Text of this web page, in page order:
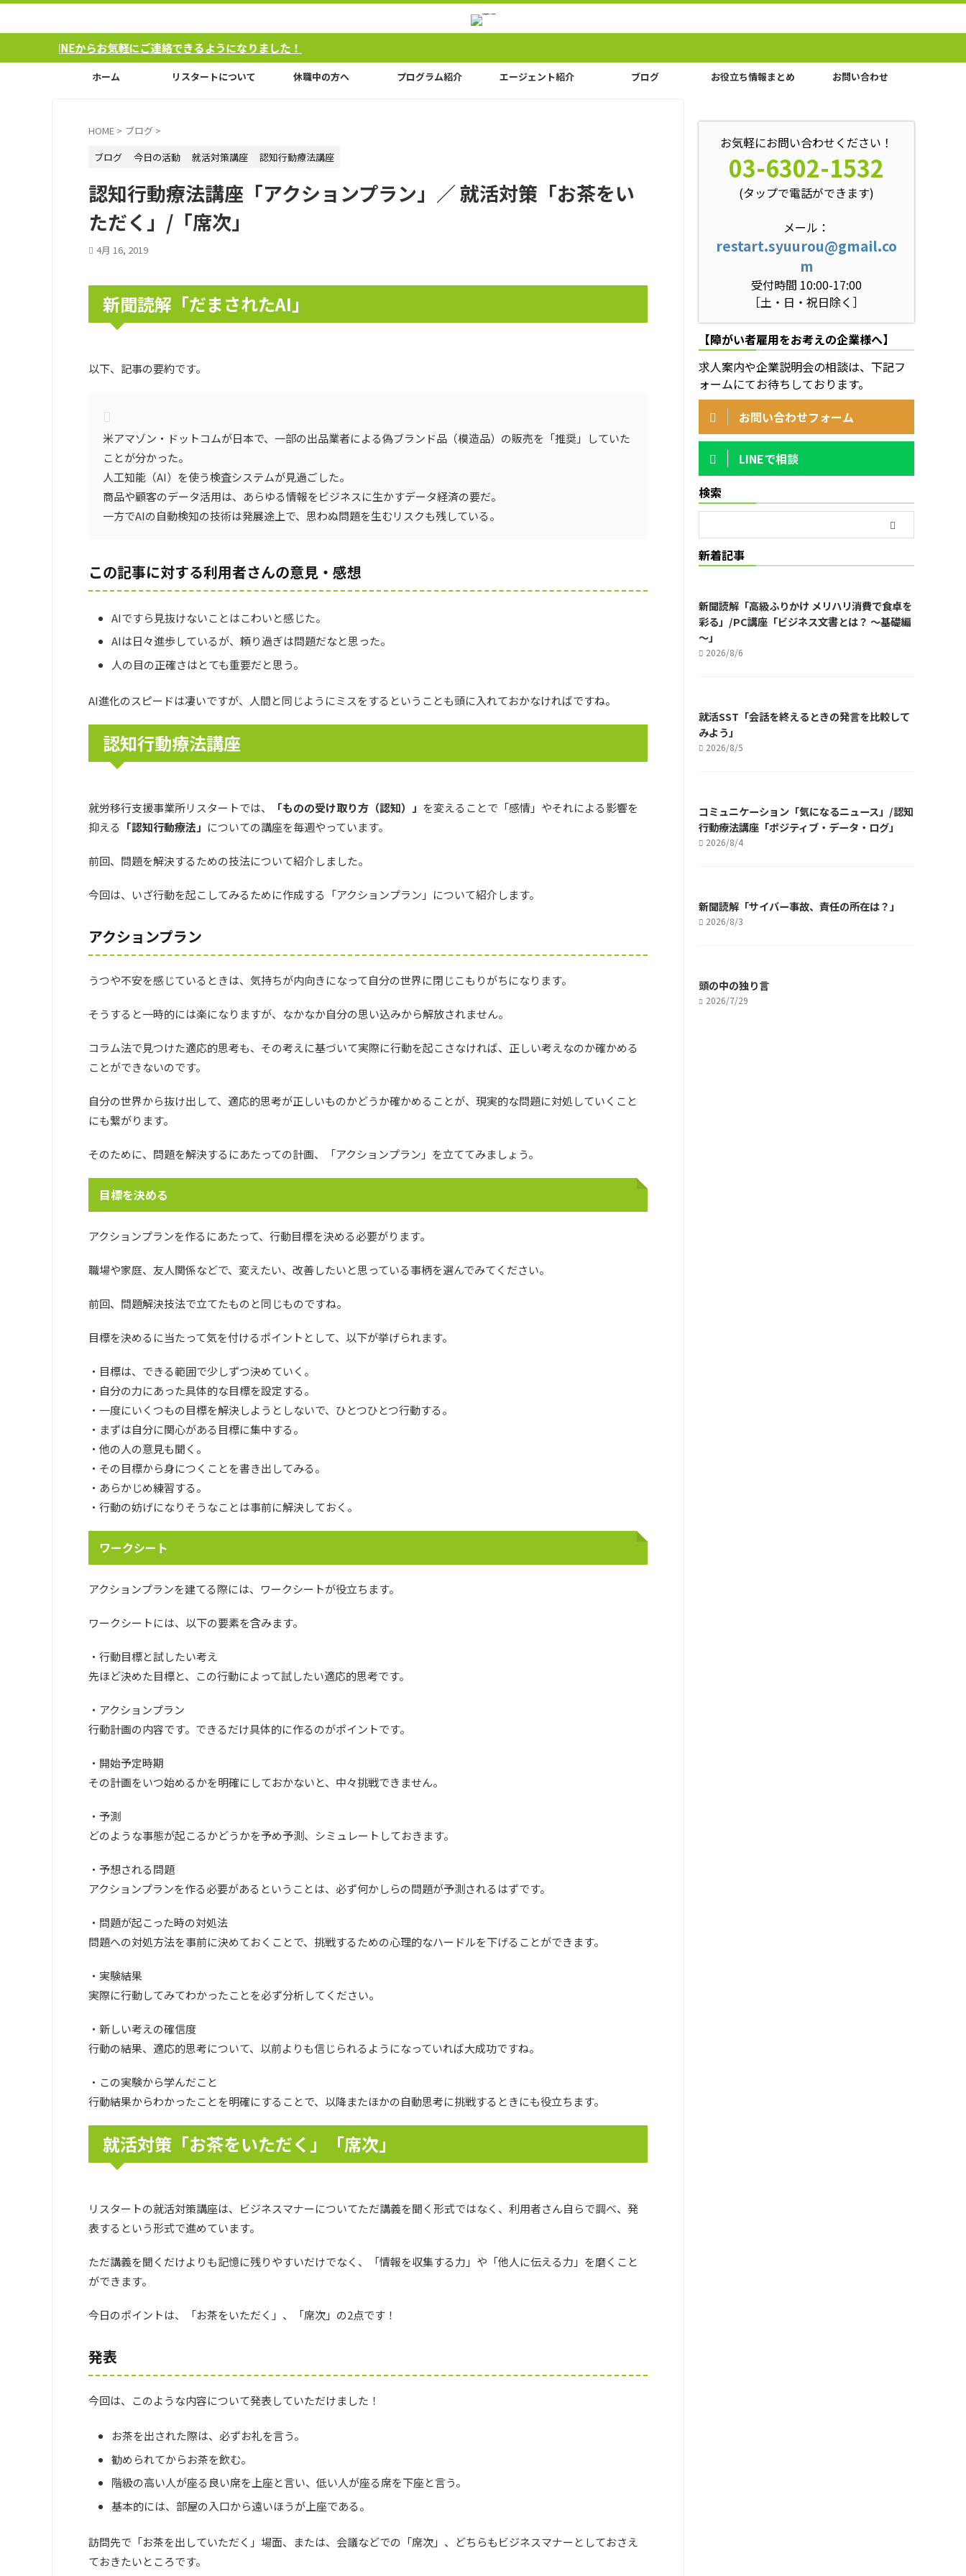
気軽にご連絡できるようになりました！
ホーム リスタートについて 休職中の方へ プログラム紹介 エージェント紹介 ブログ お役立ち情報まとめ お問い合わせ
HOME > ブログ >
ブログ
今日の活動 就活対策講座 認知行動療法講座
認知行動療法講座「アクションプラン」／ 就活対策「お茶をい
ただく」/「席次」
4月 16, 2019
新聞読解「だまされたAI」
以下、記事の要約です。
米アマゾン・ドットコムが日本で、一部の出品業者による偽ブランド品（模造品）の販売を「推奨」していた
ことが分かった。
人工知能（AI）を使う検査システムが見過ごした。
商品や顧客のデータ活用は、あらゆる情報をビジネスに生かすデータ経済の要だ。
一方でAIの自動検知の技術は発展途上で、思わぬ問題を生むリスクも残している。
この記事に対する利用者さんの意見・感想
AIですら見抜けないことはこわいと感じた。
AIは日々進歩しているが、頼り過ぎは問題だなと思った。
人の目の正確さはとても重要だと思う。
AI進化のスピードは凄いですが、人間と同じようにミスをするということも頭に入れておかなければですね。
認知行動療法講座
就労移行支援事業所リスタートでは、 「ものの受け取り方（認知）」 を変えることで「感情」やそれによる影響を
抑える 「認知行動療法」 についての講座を毎週やっています。
前回、問題を解決するための技法について紹介しました。
今回は、いざ行動を起こしてみるために作成する「アクションプラン」について紹介します。
アクションプラン
うつや不安を感じているときは、気持ちが内向きになって自分の世界に閉じこもりがちになります。
そうすると一時的には楽になりますが、なかなか自分の思い込みから解放されません。
コラム法で見つけた適応的思考も、その考えに基づいて実際に行動を起こさなければ、正しい考えなのか確かめる
ことができないのです。
自分の世界から抜け出して、適応的思考が正しいものかどうか確かめることが、現実的な問題に対処していくこと
にも繋がります。
そのために、問題を解決するにあたっての計画、「アクションプラン」を立ててみましょう。
目標を決める
アクションプランを作るにあたって、行動目標を決める必要がります。
職場や家庭、友人関係などで、変えたい、改善したいと思っている事柄を選んでみてください。
前回、問題解決技法で立てたものと同じものですね。
目標を決めるに当たって気を付けるポイントとして、以下が挙げられます。
・目標は、できる範囲で少しずつ決めていく。
・自分の力にあった具体的な目標を設定する。
・一度にいくつもの目標を解決しようとしないで、ひとつひとつ行動する。
・まずは自分に関心がある目標に集中する。
・他の人の意見も聞く。
・その目標から身につくことを書き出してみる。
・あらかじめ練習する。
・行動の妨げになりそうなことは事前に解決しておく。
ワークシート
アクションプランを建てる際には、ワークシートが役立ちます。
ワークシートには、以下の要素を含みます。
・行動目標と試したい考え
先ほど決めた目標と、この行動によって試したい適応的思考です。
・アクションプラン
行動計画の内容です。できるだけ具体的に作るのがポイントです。
・開始予定時期
その計画をいつ始めるかを明確にしておかないと、中々挑戦できません。
・予測
どのような事態が起こるかどうかを予め予測、シミュレートしておきます。
・予想される問題
アクションプランを作る必要があるということは、必ず何かしらの問題が予測されるはずです。
・問題が起こった時の対処法
問題への対処方法を事前に決めておくことで、挑戦するための心理的なハードルを下げることができます。
・実験結果
実際に行動してみてわかったことを必ず分析してください。
・新しい考えの確信度
行動の結果、適応的思考について、以前よりも信じられるようになっていれば大成功ですね。
・この実験から学んだこと
行動結果からわかったことを明確にすることで、以降またほかの自動思考に挑戦するときにも役立ちます。
就活対策「お茶をいただく」「席次」
リスタートの就活対策講座は、ビジネスマナーについてただ講義を聞く形式ではなく、利用者さん自らで調べ、発
表するという形式で進めています。
ただ講義を聞くだけよりも記憶に残りやすいだけでなく、「情報を収集する力」や「他人に伝える力」を磨くこと
ができます。
今日のポイントは、「お茶をいただく」、「席次」の2点です！
発表
今回は、このような内容について発表していただけました！
お茶を出された際は、必ずお礼を言う。
勧められてからお茶を飲む。
階級の高い人が座る良い席を上座と言い、低い人が座る席を下座と言う。
基本的には、部屋の入口から遠いほうが上座である。
訪問先で「お茶を出していただく」場面、または、会議などでの「席次」、どちらもビジネスマナーとしておさえ
ておきたいところです。
お気軽にお問い合わせください！
03-6302-1532
(タップで電話ができます)
メール：
restart.syuurou@gmail.co
m
受付時間 10:00-17:00
［土・日・祝日除く］
【障がい者雇用をお考えの企業様へ】
求人案内や企業説明会の相談は、下記フ
ォームにてお待ちしております。
お問い合わせフォーム
LINEで相談
検索
新着記事
新聞読解「高級ふりかけ メリハリ消費で食卓を
彩る」/PC講座「ビジネス文書とは？ ～基礎編
～」
2026/8/6
就活SST「会話を終えるときの発言を比較して
みよう」
2026/8/5
コミュニケーション「気になるニュース」/認知
行動療法講座「ポジティブ・データ・ログ」
2026/8/4
新聞読解「サイバー事故、責任の所在は？」
2026/8/3
頭の中の独り言
2026/7/29